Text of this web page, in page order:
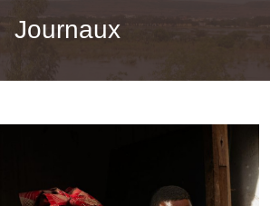
Journaux